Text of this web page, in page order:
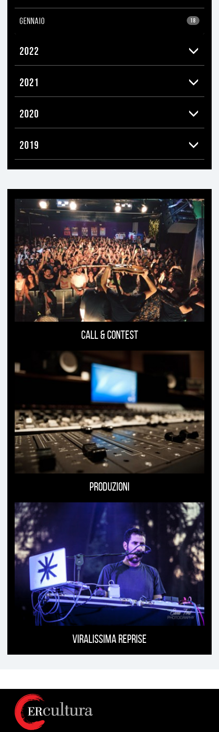
18
GENNAIO
2022
2021
2020
2019
Ti
può
interessare
Call & Contest
Produzioni
Viralissima Reprise